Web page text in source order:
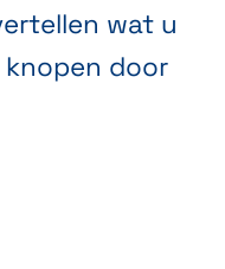
wat u
door